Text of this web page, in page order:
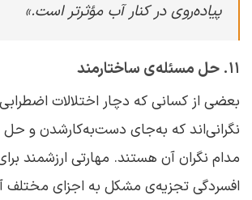
پیاده‌روی در کنار آب مؤثرتر است.»
۱۱. حل مسئله‌ی ساختارمند
بعضی از کسانی که دچار اختلالات
نگرانی‌اند که به‌جای دست‌به‌کارشدن و
مدام نگران آن هستند. مهارتی ارزشمند
افسردگی تجزیه‌ی مشکل به اجزای